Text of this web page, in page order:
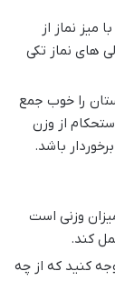
میز نماز از
های نماز تکی
را خوب جمع
از وزن
باشد.
وزنی است
کند.
کنید که از چه